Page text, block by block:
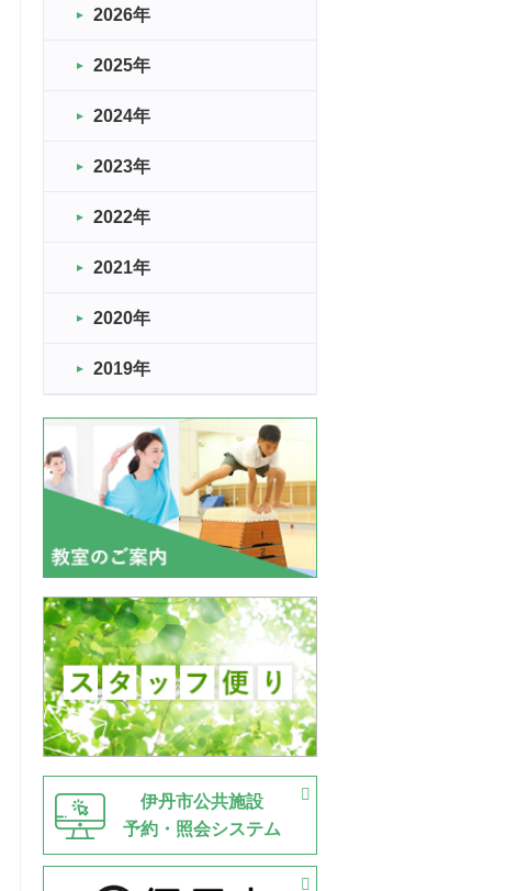
2026年
2025年
2024年
2023年
2022年
2021年
2020年
2019年
伊丹市公共施設
予約・照会システム